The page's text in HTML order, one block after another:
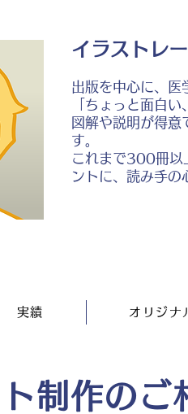
イラストレ
出版を中心に、医
「ちょっと面白
図解や説明が得意
す。
これまで300冊以
ントに、読み手の
実績 オリジナ
制作のご